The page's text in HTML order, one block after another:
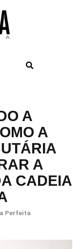
A
A
A
CADEIA
Perfeita